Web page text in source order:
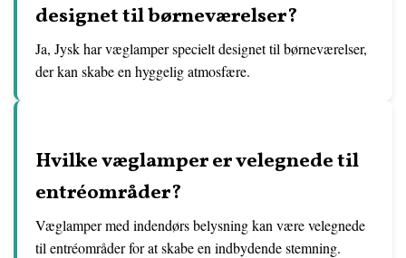
designet til børneværelser?
Ja, Jysk har væglamper specielt designet til børneværelser,
der kan skabe en hyggelig atmosfære.
Hvilke væglamper er velegnede til
entréområder?
Væglamper med indendørs belysning kan være velegnede
til entréområder for at skabe en indbydende stemning.